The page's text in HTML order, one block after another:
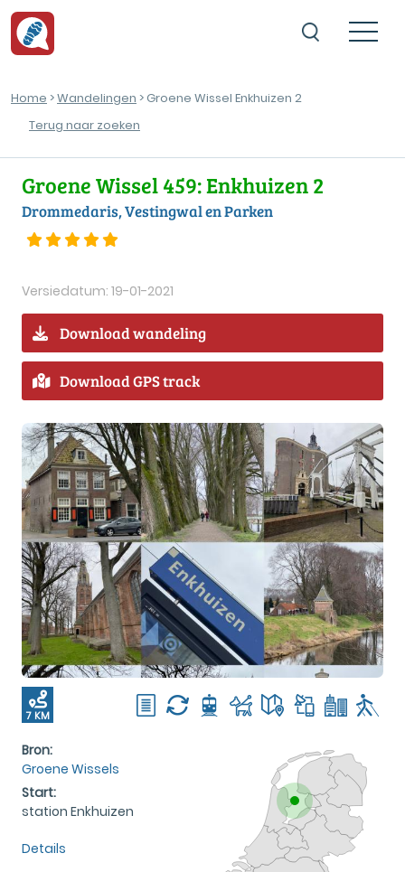
Home >Wandelingen > Groene Wissel Enkhuizen 2
Terug naar zoeken
Groene Wissel 459: Enkhuizen 2
Drommedaris, Vestingwal en Parken
Versiedatum: 19-01-2021
Download wandeling
Download GPS track
7 KM
Bron:
Groene Wissels
Start:
station Enkhuizen
Details